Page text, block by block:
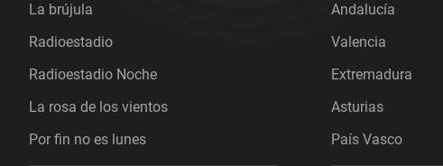
La brújula
Radioestadio
Radioestadio Noche
La rosa de los vientos
Por fin no es lunes
Andalucía
Valencia
Extremadura
Asturias
País Vasco